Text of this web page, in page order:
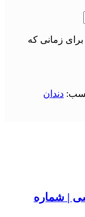
زمانی که
دندان
| شماره